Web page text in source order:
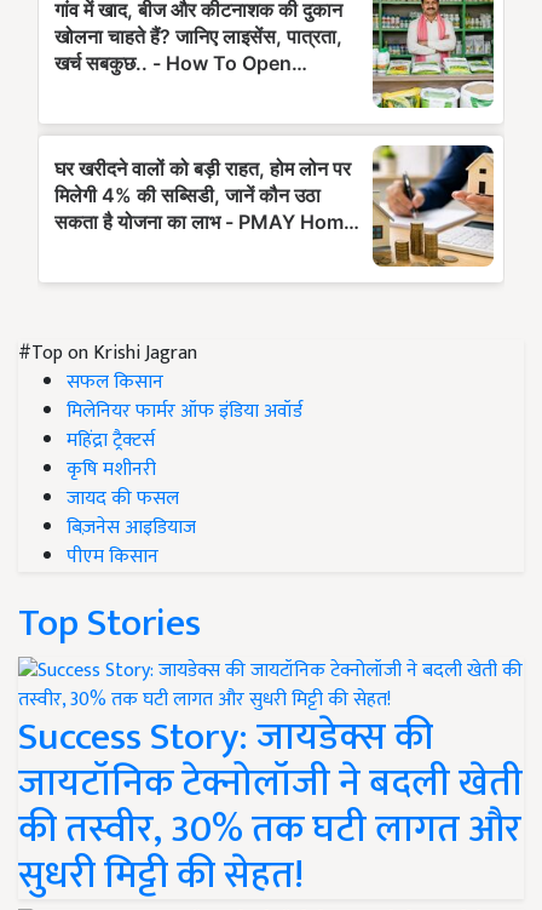
#Top on Krishi Jagran
सफल किसान
मिलेनियर फार्मर ऑफ इंडिया अवॉर्ड
महिंद्रा ट्रैक्टर्स
कृषि मशीनरी
जायद की फसल
बिज़नेस आइडियाज
पीएम किसान
Top Stories
Success Story: जायडेक्स की
जायटॉनिक टेक्नोलॉजी ने बदली खेती
की तस्वीर, 30% तक घटी लागत और
सुधरी मिट्टी की सेहत!